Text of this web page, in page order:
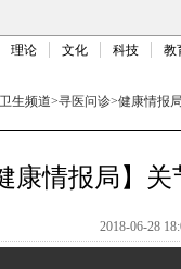
理论 文化 科技 教
卫生频道>寻医问诊>健康情报局
康情报局】
2018-06-28